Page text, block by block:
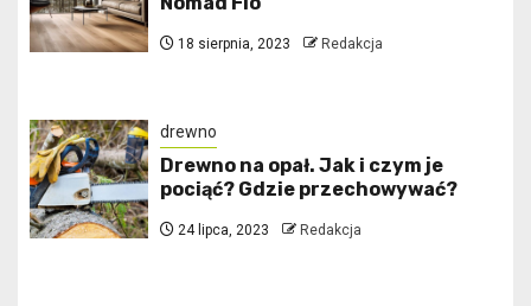
18 sierpnia, 2023 Redakcja
drewno
Drewno na opał. Jak i czym je
pociąć? Gdzie przechowywać?
24 lipca, 2023 Redakcja